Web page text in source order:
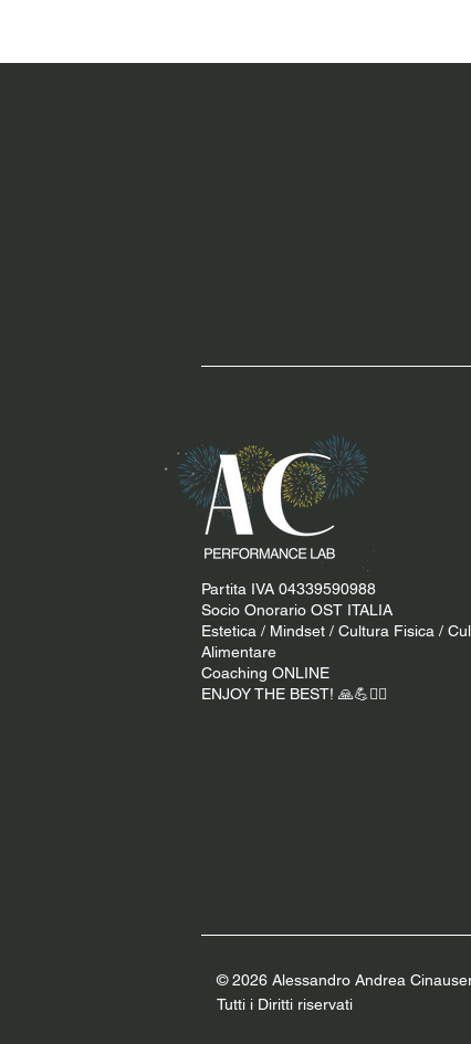
che
Partita IVA 04339590988
Socio Onorario OST ITALIA
Estetica / Mindset / Cultura Fisica /
Alimentare
Coaching ONLINE
ENJOY THE BEST! 🙏​💪​​❤️‍🔥​
© 2026 Alessandro Andrea
Tutti i Diritti riservati